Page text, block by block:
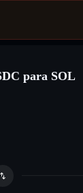
para SOL